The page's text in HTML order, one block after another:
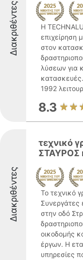
Διακριθέντες
Η
επιχείρηση
στον
λύσεων για
1992
8.3
Διακριθέντες
τεχνικό
ΣΤΑΥΡΟΣ
Το τεχνικό
Συνεργάτες
στην οδό
οικοδομής
έργων. Η
υπηρεσίες